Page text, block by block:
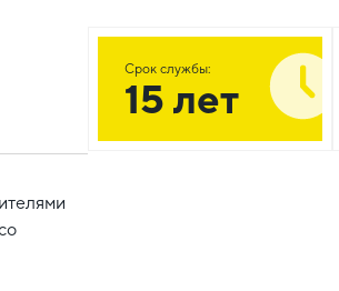
Срок службы:
15 лет